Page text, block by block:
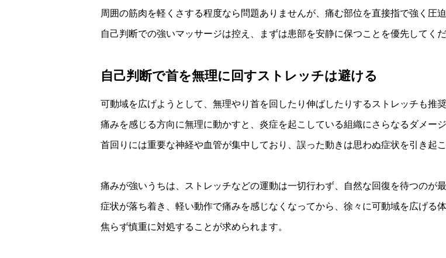
周囲の筋肉を軽くさする程度なら問題ありませんが、痛む部位を直接指で強く圧
自己判断での強いマッサージは控え、まずは患部を安静に保つことを優先してくだ
自己判断で首を無理に回すストレッチは避ける
可動域を広げようとして、無理やり首を回したり伸ばしたりするストレッチも推奨
痛みを感じる方向に無理に動かすと、炎症を起こしている組織にさらなるダメー
首回りには重要な神経や血管が集中しており、誤った動きは思わぬ症状を引き起
痛みが強いうちは、ストレッチなどの運動は一切行わず、自然な回復を待つのが最
症状が落ち着き、軽い動作で痛みを感じなくなってから、徐々に可動域を広げる
焦らず慎重に対処することが求められます。